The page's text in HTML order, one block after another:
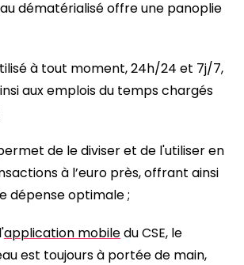
dématérialisé offre une panoplie
à tout moment, 24h/24 et 7j/7,
aux emplois du temps chargés
de le diviser et de l'utiliser en
à l’euro près, offrant ainsi
dépense optimale ;
application mobiledu CSE, le
est toujours à portée de main,